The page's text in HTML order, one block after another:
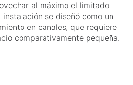
al máximo el limitado
se diseñó como un
en canales, que requiere
comparativamente pequeña.